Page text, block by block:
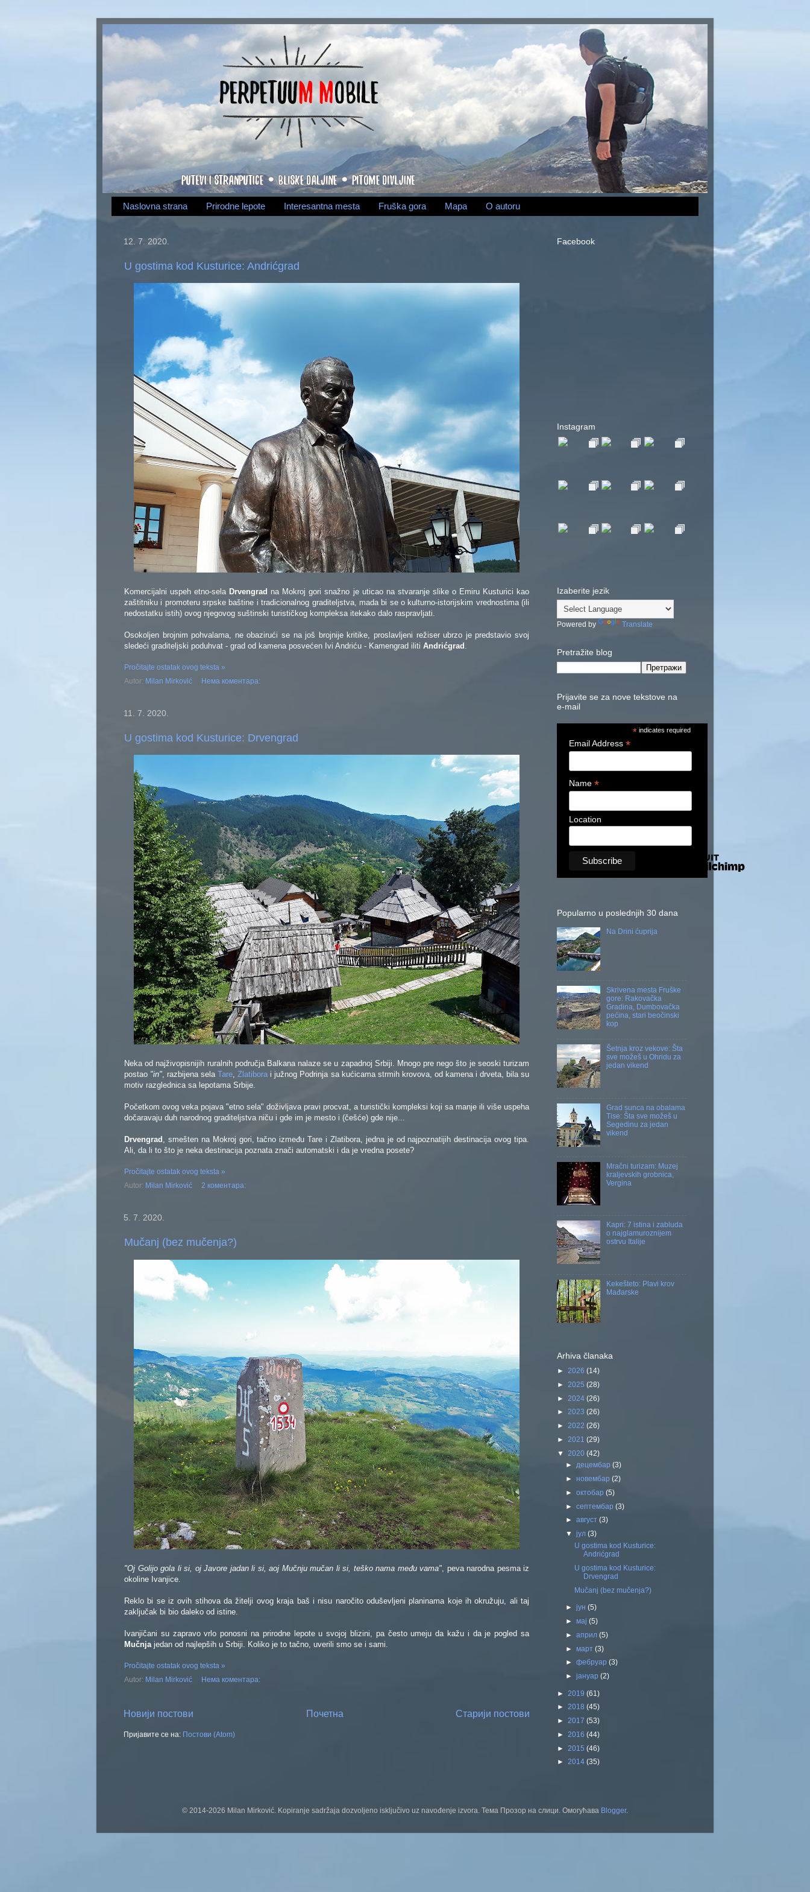
Naslovna strana Prirodne lepote Interesantna mesta Fruška gora Mapa O autoru
12. 7. 2020.
U gostima kod Kusturice: Andrićgrad
Komercijalni uspeh etno-sela Drvengrad na Mokroj gori snažno je uticao na stvaranje slike o Emiru Kusturici kao
zaštitniku i promoteru srpske baštine i tradicionalnog graditeljstva, mada bi se o kulturno-istorijskim vrednostima (ili
nedostatku istih) ovog njegovog suštinski turističkog kompleksa itekako dalo raspravljati.
Osokoljen brojnim pohvalama, ne obazirući se na još brojnije kritike, proslavljeni režiser ubrzo je predstavio svoj
sledeći graditeljski poduhvat - grad od kamena posvećen Ivi Andriću - Kamengrad iliti Andrićgrad .
Pročitajte ostatak ovog teksta »
Autor: Milan Mirković Нема коментара:
11. 7. 2020.
U gostima kod Kusturice: Drvengrad
Neka od najživopisnijih ruralnih područja Balkana nalaze se u zapadnoj Srbiji. Mnogo pre nego što je seoski turizam
postao "in", razbijena selaTare,Zlatibora i južnog Podrinja sa kućicama strmih krovova, od kamena i drveta, bila su
motiv razglednica sa lepotama Srbije.
Početkom ovog veka pojava "etno sela" doživljava pravi procvat, a turistički kompleksi koji sa manje ili više uspeha
dočaravaju duh narodnog graditeljstva niču i gde im je mesto i (češće) gde nije...
Drvengrad , smešten na Mokroj gori, tačno između Tare i Zlatibora, jedna je od najpoznatijih destinacija ovog tipa.
Ali, da li to što je neka destinacija poznata znači automatski i da je vredna posete?
Pročitajte ostatak ovog teksta »
Autor: Milan Mirković 2 коментара:
5. 7. 2020.
Mučanj (bez mučenja?)
"Oj Golijo gola li si, oj Javore jadan li si, aoj Mučnju mučan li si, teško nama među vama" , peva narodna pesma iz
okoline Ivanjice.
Reklo bi se iz ovih stihova da žitelji ovog kraja baš i nisu naročito oduševljeni planinama koje ih okružuju, ali taj
zaključak bi bio daleko od istine.
Ivanjičani su zapravo vrlo ponosni na prirodne lepote u svojoj blizini, pa često umeju da kažu i da je pogled sa
Mučnja jedan od najlepših u Srbiji. Koliko je to tačno, uverili smo se i sami.
Pročitajte ostatak ovog teksta »
Autor: Milan Mirković Нема коментара:
Новији постови Старији постови
Почетна
Пријавите се на: Постови (Atom)
Facebook
Instagram
Izaberite jezik
Powered by Translate
Pretražite blog
Prijavite se za nove tekstove na
e-mail
*indicates required
Email Address *
Name *
Location
Popularno u poslednjih 30 dana
Na Drini ćuprija
Skrivena mesta Fruške
gore: Rakovačka
Gradina, Dumbovačka
pećina, stari beočinski
kop
Šetnja kroz vekove: Šta
sve možeš u Ohridu za
jedan vikend
Grad sunca na obalama
Tise: Šta sve možeš u
Segedinu za jedan
vikend
Mračni turizam: Muzej
kraljevskih grobnica,
Vergina
Kapri: 7 istina i zabluda
o najglamuroznijem
ostrvu Italije
Kekešteto: Plavi krov
Mađarske
Arhiva članaka
► 2026 (14)
► 2025 (28)
► 2024 (26)
► 2023 (26)
► 2022 (26)
► 2021 (29)
▼ 2020 (42)
► децембар(3)
►новембар(2)
►октобар(5)
►септембар(3)
►август(3)
▼јул(3)
U gostima kod Kusturice:
Andrićgrad
U gostima kod Kusturice:
Drvengrad
Mučanj (bez mučenja?)
►јун(5)
►мај(5)
►април(5)
►март(3)
►фебруар(3)
►јануар(2)
► 2019 (61)
► 2018 (45)
► 2017 (53)
► 2016 (44)
► 2015 (46)
► 2014 (35)
© 2014-2026 Milan Mirković. Kopiranje sadržaja dozvoljeno isključivo uz navođenje izvora. Тема Прозор на слици. Омогућава Blogger.